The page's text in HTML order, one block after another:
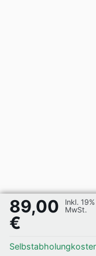
89,00
€
Inkl. 19%
MwSt.
Selbstabholung